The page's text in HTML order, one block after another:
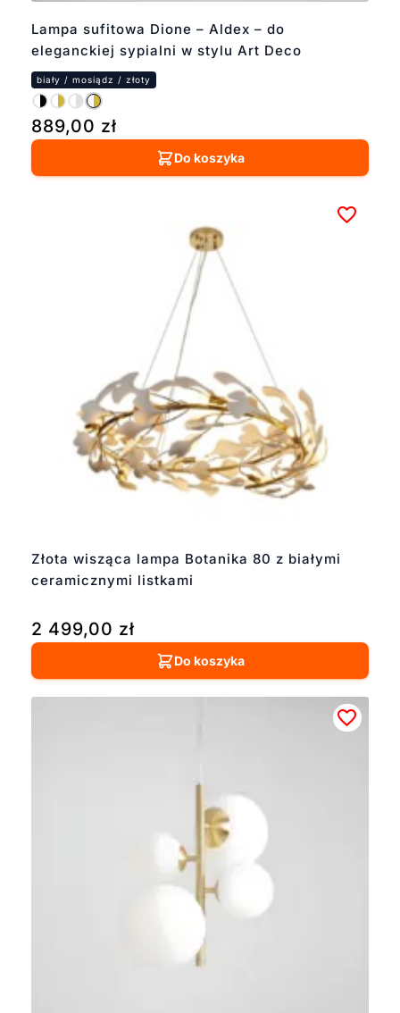
Lampa sufitowa Dione – Aldex – do
eleganckiej sypialni w stylu Art Deco
889,00 zł
Do koszyka
Złota wisząca lampa Botanika 80 z białymi
ceramicznymi listkami
2 499,00 zł
Do koszyka